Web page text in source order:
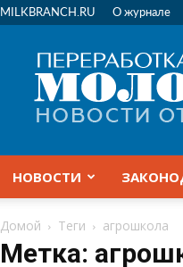
MILKBRANCH.RU О журнале
|
НОВОСТИ
Домой Теги агрошкола
Метка: